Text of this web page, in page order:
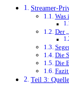
Streamer-
Was
Der
Die
Die
Teil 3: